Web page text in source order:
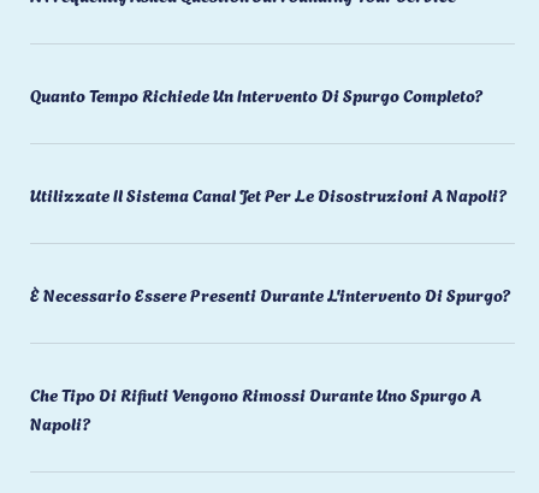
Quanto Tempo Richiede Un Intervento Di Spurgo Completo?
Utilizzate Il Sistema Canal Jet Per Le Disostruzioni A Napoli?
È Necessario Essere Presenti Durante L'intervento Di Spurgo?
Che Tipo Di Rifiuti Vengono Rimossi Durante Uno Spurgo A
Napoli?